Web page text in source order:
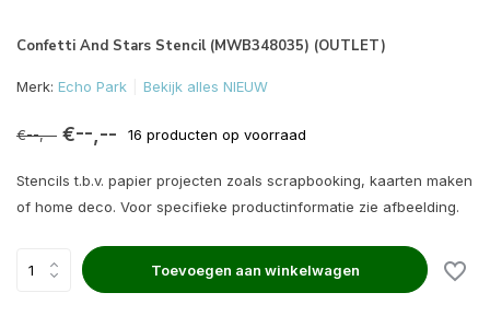
Confetti And Stars Stencil (MWB348035) (OUTLET)
Merk: Echo Park Bekijk alles NIEUW
€--,-- €--,-- 16 producten op voorraad
Stencils t.b.v. papier projecten zoals scrapbooking, kaarten maken
of home deco. Voor specifieke productinformatie zie afbeelding.
Toevoegen aan winkelwagen